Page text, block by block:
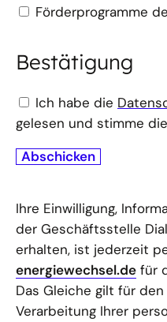
Förderprogramme
Bestätigung
Ich habe die
gelesen und stimme
Abschicken
Ihre Einwilligung,
der Geschäftsstelle
erhalten, ist jederzeit
energiewechsel.de für
Das Gleiche gilt für
Verarbeitung Ihrer